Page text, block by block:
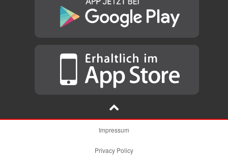
Impressum
Privacy Policy